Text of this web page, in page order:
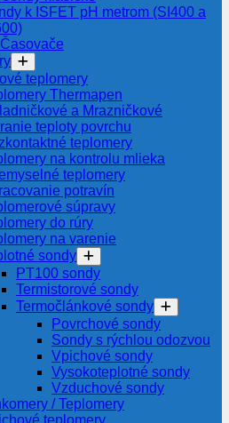
k ISFET pH metrom (SI400 a
teplomery
Thermapen
a Mrazničkové
teploty povrchu
teplomery
na kontrolu mlieka
teplomery
potravín
súpravy
do rúry
na varenie
sondy
PT100 sondy
Termistorové sondy
Termočlánkové sondy
Povrchové sondy
Sondy s rýchlou odozvou
Vpichové sondy
Vysokoteplotné sondy
Vzduchové sondy
/ Teplomery
teplomery